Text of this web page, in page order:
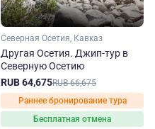
Северная Осетия, Кавказ
Другая Осетия. Джип-тур в
Северную Осетию
RUB 64,675RUB 66,675
Раннее бронирование тура
Бесплатная отмена